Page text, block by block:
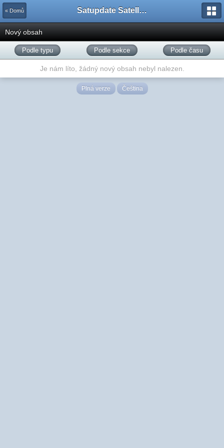
« Domů Satupdate Satellite Support Project
Nový obsah
Podle typu Podle sekce Podle času
Je nám líto, žádný nový obsah nebyl nalezen.
Plná verze Čeština